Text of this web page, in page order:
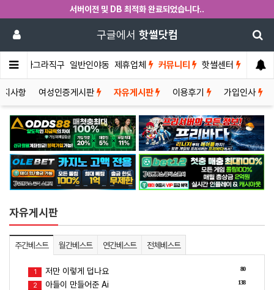
서버이전 및 DB 최적화 완료되었습니다..
구글에서 핫썰닷컴
비아그라직구 일반인야동 제휴업체 커뮤니티 핫썰센터
지사항 여성인증게시판 자유게시판 이용후기 가입인사
자유게시판
주간베스트 월간베스트 연간베스트 전체베스트
80
1 저만 이렇게 덥나요
138
2 아들이 만들어준 Ai